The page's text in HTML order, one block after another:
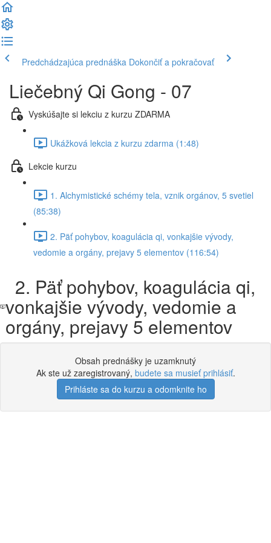
Predchádzajúca prednáška Dokončiť a pokračovať
Liečebný Qi Gong - 07
Vyskúšajte si lekciu z kurzu ZDARMA
Ukážková lekcia z kurzu zdarma (1:48)
Lekcie kurzu
1. Alchymistické schémy tela, vznik orgánov, 5 svetiel
(85:38)
2. Päť pohybov, koagulácia qi, vonkajšie vývody,
vedomie a orgány, prejavy 5 elementov (116:54)
2. Päť pohybov, koagulácia qi,
vonkajšie vývody, vedomie a
orgány, prejavy 5 elementov
Obsah prednášky je uzamknutý
Ak ste už zaregistrovaný, budete sa musieť prihlásiť.
Prihláste sa do kurzu a odomknite ho